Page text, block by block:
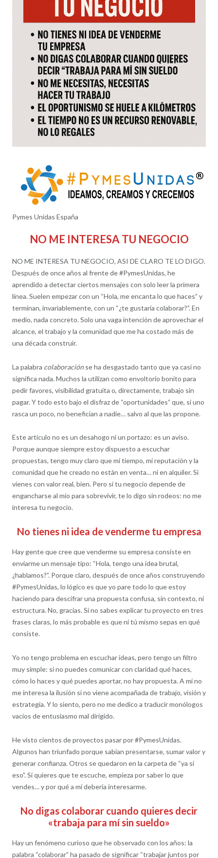
Pymes Unidas España
NO ME INTERESA TU NEGOCIO
NO ME INTERESA TU NEGOCIO, ASI DE CLARO TE LO DIGO.
Después de once años al frente de #PymesUnidas, he
aprendido a detectar ciertos mensajes con solo leer la primera
línea. Suelen empezar con un “Hola, me encanta lo que haces” y
terminan, invariablemente, con un “¿te gustaría colaborar?”. En
medio, nada concreto. Solo una vaga intención de aprovechar el
alcance, el trabajo y la comunidad que me ha costado más de
una década construir.
La palabra colaboraciónse ha desgastado tanto que ya casi no
significa nada. Muchos la utilizan como envoltorio bonito para
pedir favores, visibilidad gratuita o, directamente, trabajo sin
pagar. Y todo esto bajo el disfraz de “oportunidades” que, si uno
rasca un poco, no benefician a nadie… salvo al que las propone.
Este artículo no es un desahogo ni un portazo: es un aviso.
Porque aunque siempre estoy dispuesto a escuchar
propuestas, tengo muy claro que mi tiempo, mi reputación y la
comunidad que he creado no están en venta… ni en alquiler. Si
vienes con valor real, bien. Pero si tu negocio depende de
engancharse al mío para sobrevivir, te lo digo sin rodeos: no me
interesa tu negocio.
No tienes ni idea de venderme tu empresa
Hay gente que cree que venderme su empresa consiste en
enviarme un mensaje tipo: “Hola, tengo una idea brutal,
¿hablamos?”. Porque claro, después de once años construyendo
#PymesUnidas, lo lógico es que yo pare todo lo que estoy
haciendo para descifrar una propuesta confusa, sin contexto, ni
estructura. No, gracias. Si no sabes explicar tu proyecto en tres
frases claras, lo más probable es que ni tú mismo sepas en qué
consiste.
Yo no tengo problema en escuchar ideas, pero tengo un filtro
muy simple: si no puedes comunicar con claridad qué haces,
cómo lo haces y qué puedes aportar, no hay propuesta. A mí no
me interesa la ilusión si no viene acompañada de trabajo, visión y
estrategia. Y lo siento, pero no me dedico a traducir monólogos
vacíos de entusiasmo mal dirigido.
He visto cientos de proyectos pasar por #PymesUnidas.
Algunos han triunfado porque sabían presentarse, sumar valor y
generar confianza. Otros se quedaron en la carpeta de “ya si
eso”. Si quieres que te escuche, empieza por saber lo que
vendes… y por qué a mí debería interesarme.
No digas colaborar cuando quieres decir
«trabaja para mí sin sueldo»
Hay un fenómeno curioso que he observado con los años: la
palabra “colaborar” ha pasado de significar “trabajar juntos por